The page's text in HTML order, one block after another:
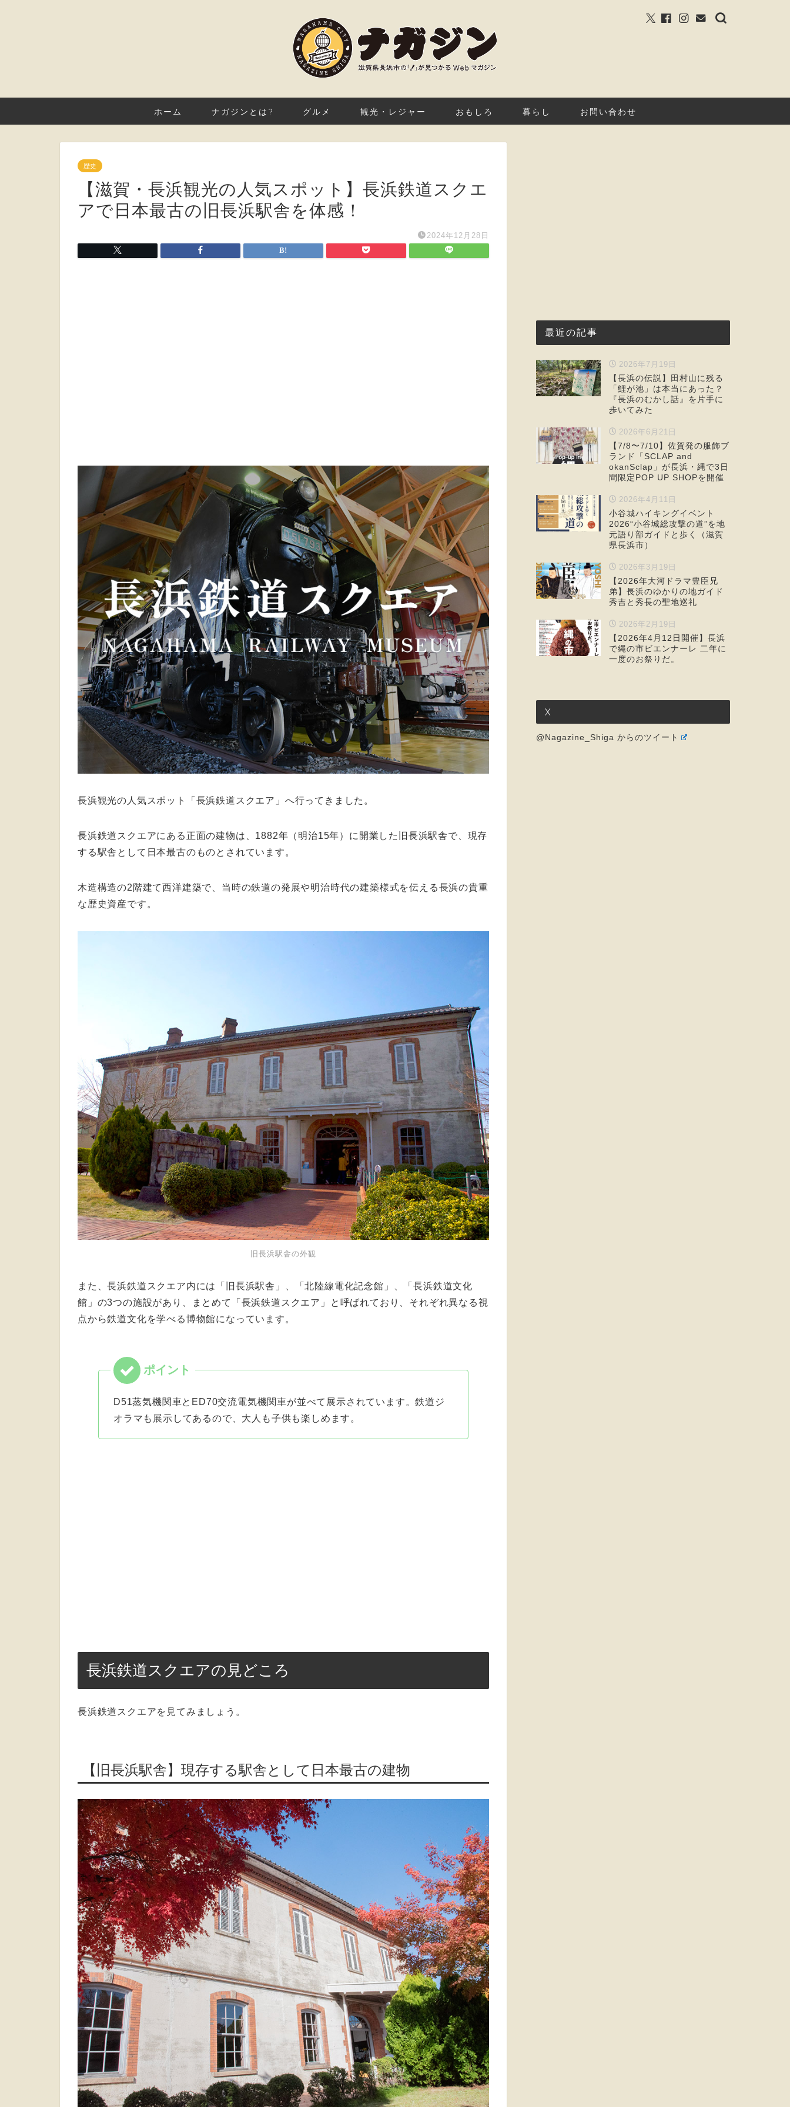
ホーム ナガジンとは? グルメ 観光・レジャー おもしろ 暮らし お問い合わせ
歴史
【滋賀・長浜観光の人気スポット】長浜鉄道スクエ
アで日本最古の旧長浜駅舎を体感！
2024年12月28日
長浜観光の人気スポット「長浜鉄道スクエア」へ行ってきました。
長浜鉄道スクエアにある正面の建物は、1882年（明治15年）に開業した旧長浜駅舎で、現存
する駅舎として日本最古のものとされています。
木造構造の2階建て西洋建築で、当時の鉄道の発展や明治時代の建築様式を伝える長浜の貴重
な歴史資産です。
旧長浜駅舎の外観
また、長浜鉄道スクエア内には「旧長浜駅舎」、「北陸線電化記念館」、「長浜鉄道文化
館」の3つの施設があり、まとめて「長浜鉄道スクエア」と呼ばれており、それぞれ異なる視
点から鉄道文化を学べる博物館になっています。
D51蒸気機関車とED70交流電気機関車が並べて展示されています。鉄道ジ
オラマも展示してあるので、大人も子供も楽しめます。
長浜鉄道スクエアの見どころ
長浜鉄道スクエアを見てみましょう。
【旧長浜駅舎】現存する駅舎として日本最古の建物
最近の記事
2026年7月19日
【長浜の伝説】田村山に残る
「鯉が池」は本当にあった？
『長浜のむかし話』を片手に
歩いてみた
2026年6月21日
【7/8〜7/10】佐賀発の服飾ブ
ランド「SCLAP and
okanSclap」が長浜・縄で3日
間限定POP UP SHOPを開催
2026年4月11日
小谷城ハイキングイベント
2026“小谷城総攻撃の道”を地
元語り部ガイドと歩く（滋賀
県長浜市）
2026年3月19日
【2026年大河ドラマ豊臣兄
弟】長浜のゆかりの地ガイド
秀吉と秀長の聖地巡礼
2026年2月19日
【2026年4月12日開催】長浜
で縄の市ビエンナーレ 二年に
一度のお祭りだ。
X
@Nagazine_Shiga からのツイート